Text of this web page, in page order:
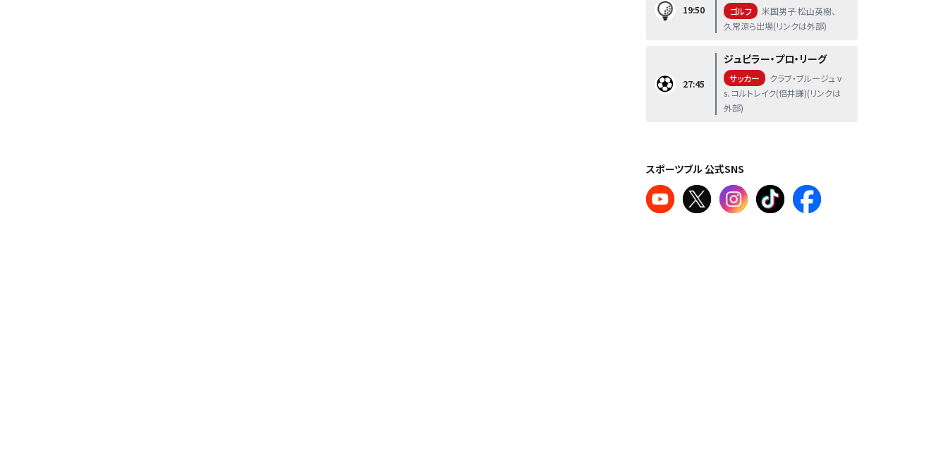
19:50 ゴルフ
米国男子 松山英樹、
久常涼ら出場(リンクは外部)
27:45
ジュピラー・プロ・リーグ
サッカー
クラブ・ブルージュ v
s. コルトレイク(倍井謙)(リンクは
外部)
スポーツブル 公式SNS